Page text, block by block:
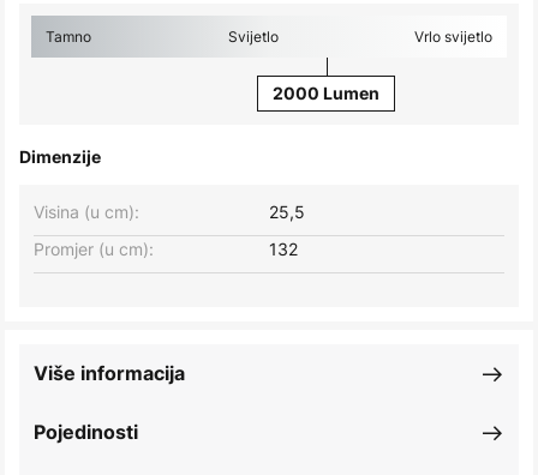
Tamno Svijetlo Vrlo svijetlo
2000 Lumen
Dimenzije
Visina (u cm):
25,5
Promjer (u cm):
132
Pojedinosti
Više informacija